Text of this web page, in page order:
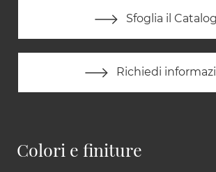
Sfoglia il
Richiedi
Colori e finiture